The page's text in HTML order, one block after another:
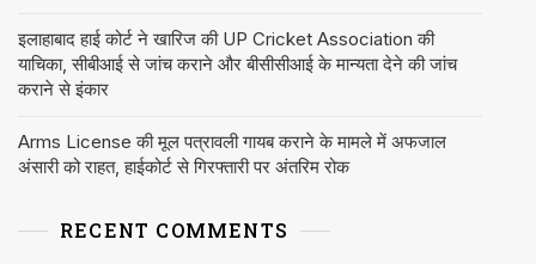
इलाहाबाद हाई कोर्ट ने खारिज की UP Cricket Association की
याचिका, सीबीआई से जांच कराने और बीसीसीआई के मान्यता देने की जांच
कराने से इंकार
Arms License की मूल पत्रावली गायब कराने के मामले में अफजाल
अंसारी को राहत, हाईकोर्ट से गिरफ्तारी पर अंतरिम रोक
RECENT COMMENTS